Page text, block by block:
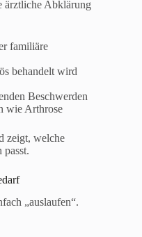
ärztliche Abklärung
familiäre
behandelt wird
Beschwerden
wie Arthrose
zeigt, welche
passt.
„auslaufen“.